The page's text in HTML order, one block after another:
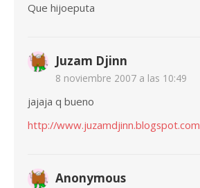
Que hijoeputa
Juzam Djinn
8 noviembre 2007 a las 10:49
jajaja q bueno
http://www.juzamdjinn.blogspot.com
Anonymous